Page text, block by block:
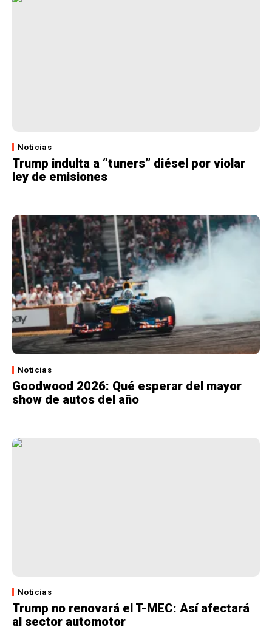
Noticias
Trump indulta a “tuners” diésel por violar
ley de emisiones
Noticias
Goodwood 2026: Qué esperar del mayor
show de autos del año
Noticias
Trump no renovará el T-MEC: Así afectará
al sector automotor